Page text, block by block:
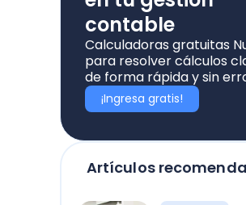
Artículos
contable
Calculadoras gratuitas
para resolver cálculos
de forma rápida y sin
¡Ingresa gratis!